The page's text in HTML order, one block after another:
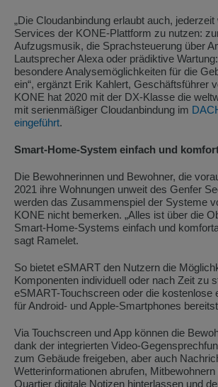
„Die Cloudanbindung erlaubt auch,
Services der KONE-Plattform zu nutzen:
Aufzugsmusik, die Sprachsteuerung über
Lautsprecher Alexa oder prädiktive
besondere Analysemöglichkeiten für die
ein“, ergänzt Erik Kahlert, Geschäftsführer
KONE hat 2020 mit der DX-Klasse die
mit serienmäßiger Cloudanbindung im
eingeführt.
Smart-Home-System einfach und
Die Bewohnerinnen und Bewohner, die
2021 ihre Wohnungen unweit des Genfer
werden das Zusammenspiel der Systeme
KONE nicht bemerken. „Alles ist über die
Smart-Home-Systems einfach und
sagt Ramelet.
So bietet eSMART den Nutzern die
Komponenten individuell oder nach Zeit zu
eSMART-Touchscreen oder die kostenlose
für Android- und Apple-Smartphones
Via Touchscreen und App können die
dank der integrierten Video-
zum Gebäude freigeben, aber auch
Wetterinformationen abrufen,
Quartier digitale Notizen hinterlassen und